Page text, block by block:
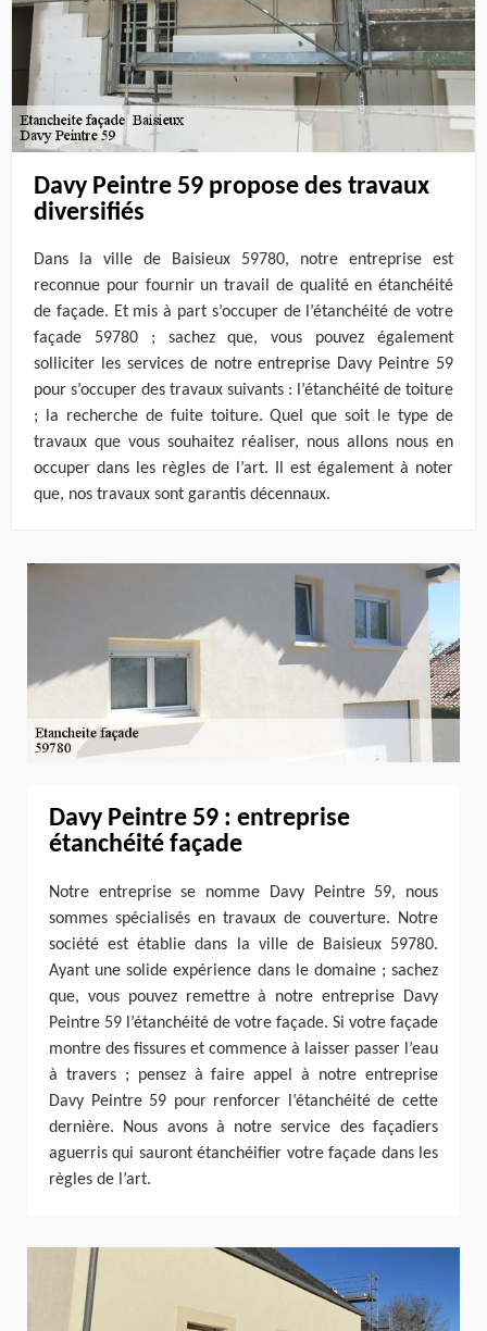
Davy Peintre 59 propose des travaux
diversifiés
Dans la ville de Baisieux 59780, notre entreprise est
reconnue pour fournir un travail de qualité en étanchéité
de façade. Et mis à part s’occuper de l’étanchéité de votre
façade 59780 ; sachez que, vous pouvez également
solliciter les services de notre entreprise Davy Peintre 59
pour s’occuper des travaux suivants : l’étanchéité de toiture
; la recherche de fuite toiture. Quel que soit le type de
travaux que vous souhaitez réaliser, nous allons nous en
occuper dans les règles de l’art. Il est également à noter
que, nos travaux sont garantis décennaux.
Davy Peintre 59 : entreprise
étanchéité façade
Notre entreprise se nomme Davy Peintre 59, nous
sommes spécialisés en travaux de couverture. Notre
société est établie dans la ville de Baisieux 59780.
Ayant une solide expérience dans le domaine ; sachez
que, vous pouvez remettre à notre entreprise Davy
Peintre 59 l’étanchéité de votre façade. Si votre façade
montre des fissures et commence à laisser passer l’eau
à travers ; pensez à faire appel à notre entreprise
Davy Peintre 59 pour renforcer l’étanchéité de cette
dernière. Nous avons à notre service des façadiers
aguerris qui sauront étanchéifier votre façade dans les
règles de l’art.